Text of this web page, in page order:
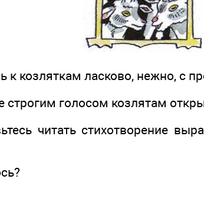
козляткам ласково, нежно, с
голосом козлятам
читать стихотворение